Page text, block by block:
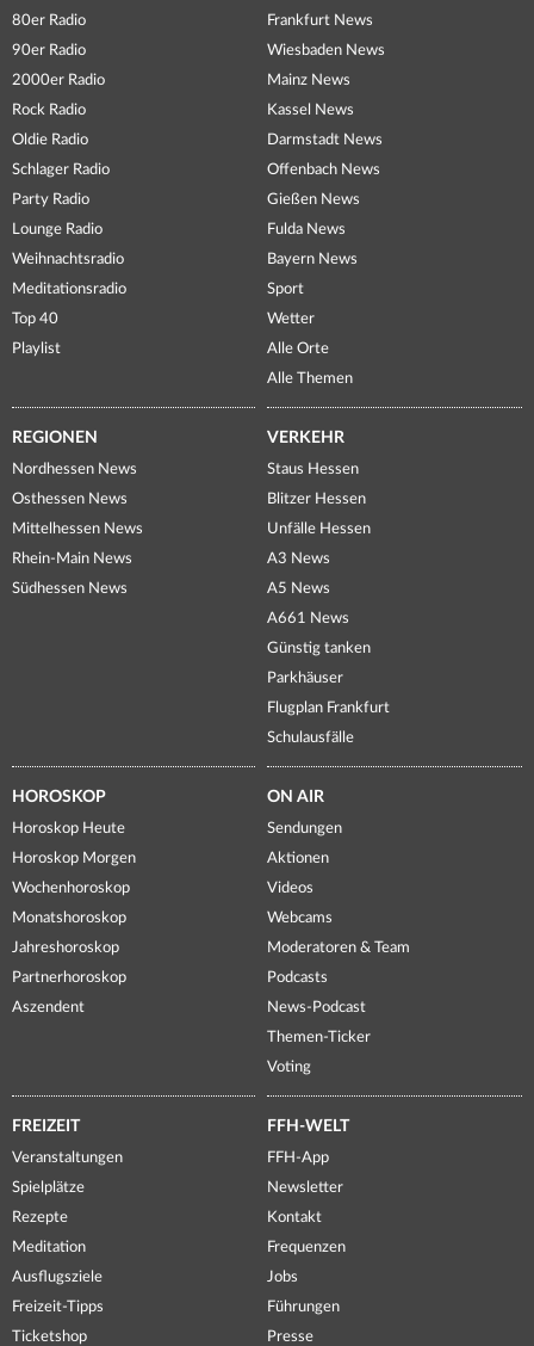
80er Radio
90er Radio
2000er Radio
Rock Radio
Oldie Radio
Schlager Radio
Party Radio
Lounge Radio
Weihnachtsradio
Meditationsradio
Top 40
Playlist
Frankfurt News
Wiesbaden News
Mainz News
Kassel News
Darmstadt News
Offenbach News
Gießen News
Fulda News
Bayern News
Sport
Wetter
Alle Orte
Alle Themen
REGIONEN
Nordhessen News
Osthessen News
Mittelhessen News
Rhein-Main News
Südhessen News
VERKEHR
Staus Hessen
Blitzer Hessen
Unfälle Hessen
A3 News
A5 News
A661 News
Günstig tanken
Parkhäuser
Flugplan Frankfurt
Schulausfälle
HOROSKOP
Horoskop Heute
Horoskop Morgen
Wochenhoroskop
Monatshoroskop
Jahreshoroskop
Partnerhoroskop
Aszendent
ON AIR
Sendungen
Aktionen
Videos
Webcams
Moderatoren & Team
Podcasts
News-Podcast
Themen-Ticker
Voting
FREIZEIT
Veranstaltungen
Spielplätze
Rezepte
Meditation
Ausflugsziele
Freizeit-Tipps
Ticketshop
FFH-WELT
FFH-App
Newsletter
Kontakt
Frequenzen
Jobs
Führungen
Presse